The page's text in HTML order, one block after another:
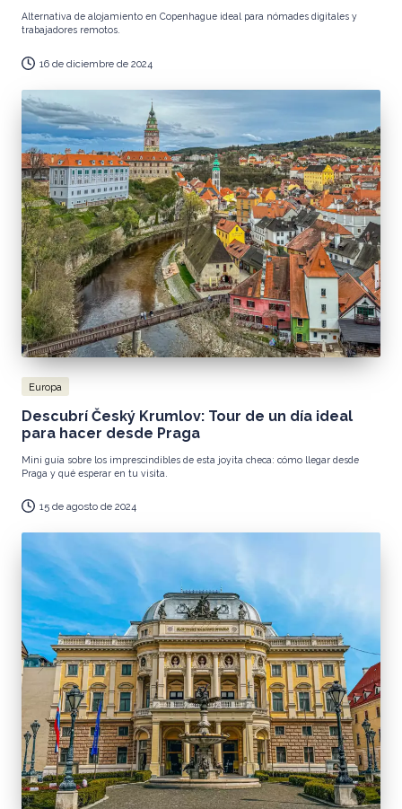
Alternativa de alojamiento en Copenhague ideal para nómades digitales y
trabajadores remotos.
16 de diciembre de 2024
Publicada
Europa
Descubrí Český Krumlov: Tour de un día ideal
para hacer desde Praga
Mini guía sobre los imprescindibles de esta joyita checa: cómo llegar desde
Praga y qué esperar en tu visita.
15 de agosto de 2024